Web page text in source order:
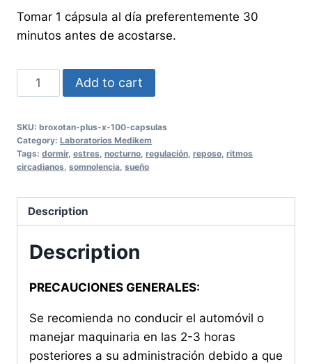
Tomar 1 cápsula al día preferentemente 30
minutos antes de acostarse.
BROXOTAN
PLUS
100
CAPSULAS
quantity
Add to cart
SKU: broxotan-plus-x-100-capsulas
Category: Laboratorios Medikem
Tags: dormir, estres nocturno regulación reposo ritmos
circadianos somnolencia sueño
Description
Description
PRECAUCIONES GENERALES:
Se recomienda no conducir el automóvil o
manejar maquinaria en las 2-3 horas
posteriores a su administración debido a que